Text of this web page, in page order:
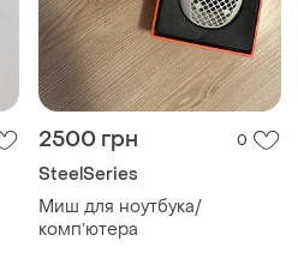
2500 грн 0
SteelSeries
Миш для ноутбука/
компʼютера